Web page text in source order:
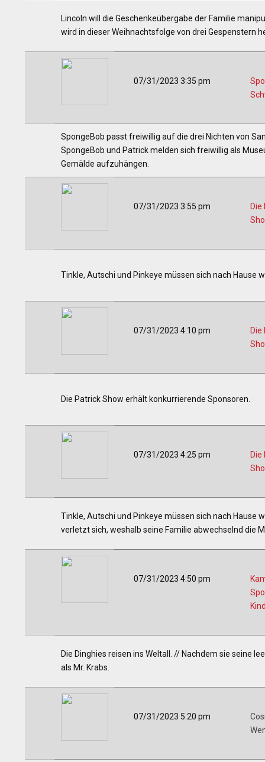
Lincoln will die Geschenkeübergabe der Familie
wird in dieser Weihnachtsfolge von drei Gespenstern
07/31/2023 3:35 pm
SpongeBob passt freiwillig auf die drei Nichten von
SpongeBob und Patrick melden sich freiwillig als
Gemälde aufzuhängen.
07/31/2023 3:55 pm
Tinkle, Autschi und Pinkeye müssen sich nach
07/31/2023 4:10 pm
Die Patrick Show erhält konkurrierende Sponsoren.
07/31/2023 4:25 pm
Tinkle, Autschi und Pinkeye müssen sich nach
verletzt sich, weshalb seine Familie abwechselnd die
07/31/2023 4:50 pm
Die Dinghies reisen ins Weltall. // Nachdem sie seine
als Mr. Krabs.
07/31/2023 5:20 pm